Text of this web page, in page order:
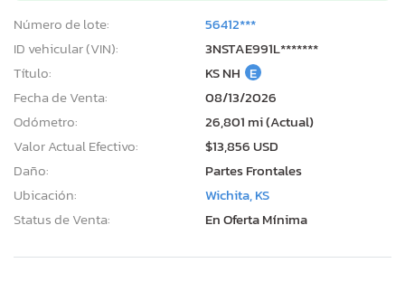
Número de lote:
56412***
ID vehicular (VIN):
3NSTAE991L*******
Título:
KS NH E
Fecha de Venta:
08/13/2026
Odómetro:
26,801 mi (Actual)
Valor Actual Efectivo:
$13,856 USD
Daño:
Partes Frontales
Ubicación:
Wichita, KS
Status de Venta:
En Oferta Mínima